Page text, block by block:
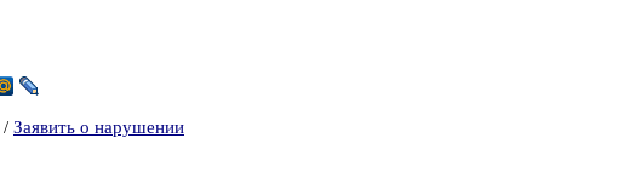
/ Заявить о нарушении